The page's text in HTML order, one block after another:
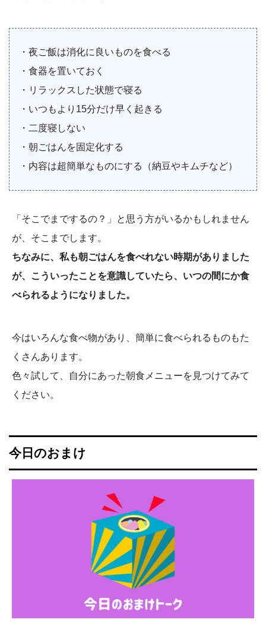
・夜ご飯は消化に良いものを食べる
・食器を置いておく
・リラックスした状態で寝る
・いつもより15分だけ早く起きる
・二度寝しない
・朝ごはんを固定化する
・内容は超簡単なものにする（納豆やキムチなど）
「そこでまでするの？」と思う方がいるかもしれません
が、そこまでします。
ちなみに、私も朝ごはんを食べれない時期がありました
が、こういったことを意識していたら、いつの間にか食
べられるようになりました。
今はいろんな食べ物があり、簡単に食べられるものもた
くさんあります。
色々試して、自分にあった朝食メニューを見つけてみて
ください。
今日のおまけ